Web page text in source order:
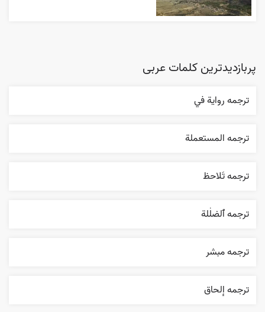
پربازدیدترین کلمات عربی
ترجمه روایة في
ترجمه المستعملة
ترجمه تَلاحظ
ترجمه ٱلضلٰلة
ترجمه مبشر
ترجمه إلحاق